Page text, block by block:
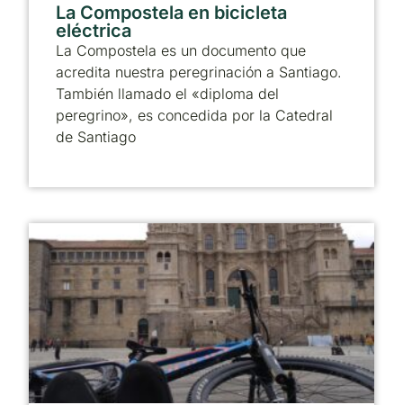
La Compostela en bicicleta
eléctrica
La Compostela es un documento que
acredita nuestra peregrinación a Santiago.
También llamado el «diploma del
peregrino», es concedida por la Catedral
de Santiago